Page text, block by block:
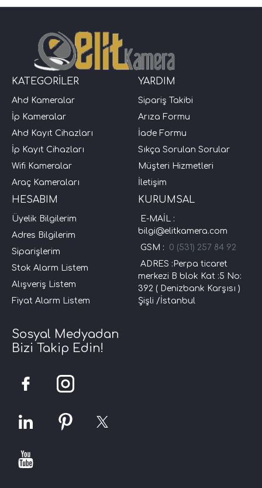
KATEGORİLER
Ahd Kameralar
İp Kameralar
Ahd Kayıt Cihazları
İp Kayıt Cihazları
Wifi Kameralar
Araç Kameraları
YARDIM
Sipariş Takibi
Arıza Formu
İade Formu
Sıkça Sorulan Sorular
Müşteri Hizmetleri
İletişim
HESABIM
Üyelik Bilgilerim
Adres Bilgilerim
Siparişlerim
Stok Alarm Listem
Alışveriş Listem
Fiyat Alarm Listem
KURUMSAL
E-MAİL :
bilgi@elitkamera.com
GSM : 0 (531) 257 84 92
ADRES :Perpa ticaret
merkezi B blok Kat :5 No:
392 ( Denizbank Karşısı )
Şişli /İstanbul
Sosyal Medyadan
Bizi Takip Edin!